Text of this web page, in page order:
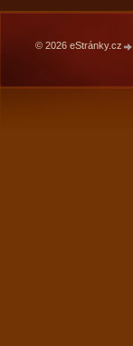
© 2026 eStránky.cz